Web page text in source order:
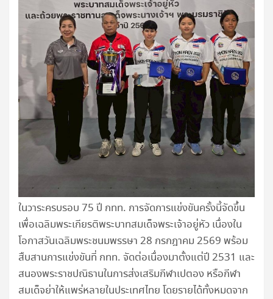
ในวาระครบรอบ 75 ปี กทท. การจัดการแข่งขันครั้งนี้จัดขึ้น
เพื่อเฉลิมพระเกียรติพระบาทสมเด็จพระเจ้าอยู่หัว เนื่องใน
โอกาสวันเฉลิมพระชนมพรรษา 28 กรกฎาคม 2569 พร้อม
สืบสานการแข่งขันที่ กทท. จัดต่อเนื่องมาตั้งแต่ปี 2531 และ
สนองพระราชปณิธานในการส่งเสริมกีฬาเปตอง หรือกีฬา
สมเด็จย่าให้แพร่หลายในประเทศไทย โดยรายได้ทั้งหมดจาก